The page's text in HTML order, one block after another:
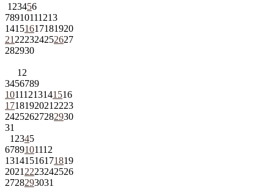
1 23456
78910111213
14151617181920
21 222324252627
282930
1 2
3456789
10111213141516
1718192021 2223
24252627282930
31
1 2345
6789101112
13141516171819
2021 2223242526
2728293031